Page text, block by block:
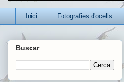
Un blog per conèixer millor els ocells que viuen a Catalunya
Inici Fotografies d'ocells
Buscar